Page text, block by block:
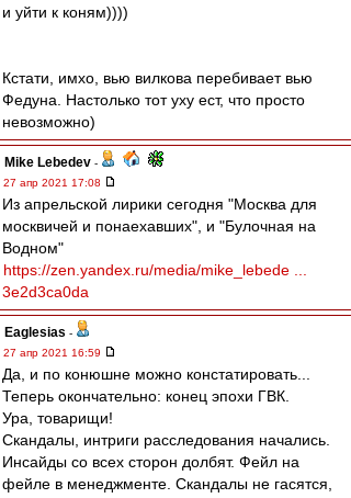
и уйти к коням))))
Кстати, имхо, вью вилкова перебивает вью
Федуна. Настолько тот уху ест, что просто
невозможно)
Mike Lebedev -
27 апр 2021 17:08
Из апрельской лирики сегодня "Москва для
москвичей и понаехавших", и "Булочная на
Водном"
https://zen.yandex.ru/media/mike_lebede ...
3e2d3ca0da
Eaglesias -
27 апр 2021 16:59
Да, и по конюшне можно констатировать...
Теперь окончательно: конец эпохи ГВК.
Ура, товарищи!
Скандалы, интриги расследования начались.
Инсайды со всех сторон долбят. Фейл на
фейле в менеджменте. Скандалы не гасятся,